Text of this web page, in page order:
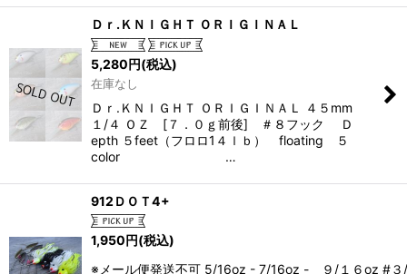
Ｄｒ.ＫＮＩＧＨＴ ＯＲＩＧＩＮＡＬ
5,280円(税込)
在庫なし
Ｄｒ.ＫＮＩＧＨＴ ＯＲＩＧＩＮＡＬ ４５mm
１/４ ＯＺ [７．０ｇ前後] ＃８フック Ｄ
epth ５feet（フロロ1４ｌｂ） floating ５
color …
912ＤＯＴ4+
1,950円(税込)
※メール便発送不可 5/16oz - 7/16oz - ９/１６oz #３